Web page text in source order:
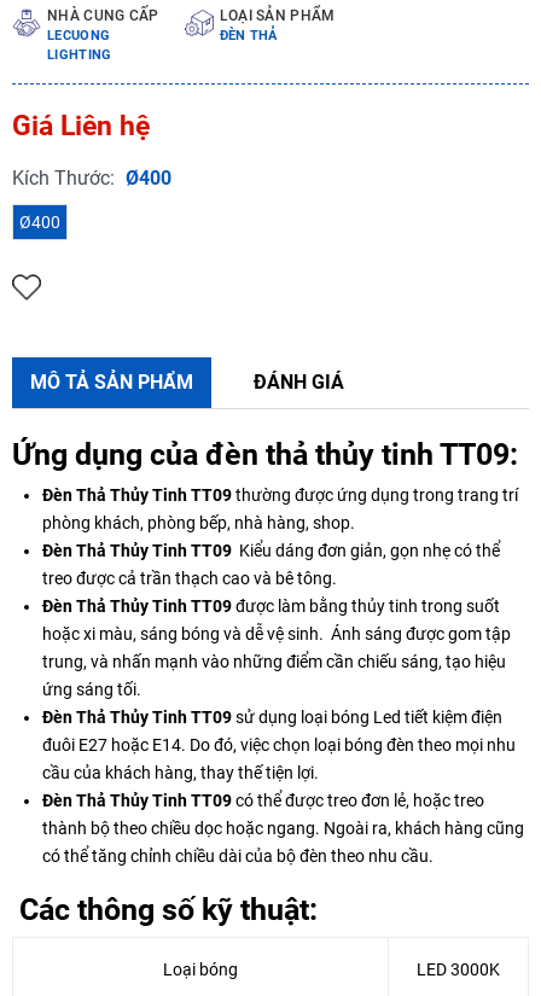
NHÀ CUNG CẤP
LECUONG
LIGHTING
LOẠI SẢN PHẨM
ĐÈN THẢ
Giá Liên hệ
Kích Thước: Ø400
Ø400
MÔ TẢ SẢN PHẨM ĐÁNH GIÁ
Ứng dụng của đèn thả thủy tinh TT09:
Đèn Thả Thủy TinhTT09thường được ứng dụng trong trang trí
phòng khách, phòng bếp, nhà hàng, shop.
Đèn Thả Thủy Tinh TT09 Kiểu dáng đơn giản, gọn nhẹ có thể
treo được cả trần thạch cao và bê tông.
Đèn Thả Thủy Tinh TT09được làm bằng thủy tinh trong suốt
hoặc xi màu, sáng bóng và dễ vệ sinh. Ánh sáng được gom tập
trung, và nhấn mạnh vào những điểm cần chiếu sáng, tạo hiệu
ứng sáng tối.
Đèn Thả Thủy Tinh TT09sử dụng loại bóng Led tiết kiệm điện
đuôi E27 hoặc E14. Do đó, việc chọn loại bóng đèn theo mọi nhu
cầu của khách hàng, thay thế tiện lợi.
Đèn Thả Thủy Tinh TT09có thể được treo đơn lẻ, hoặc treo
thành bộ theo chiều dọc hoặc ngang. Ngoài ra, khách hàng cũng
có thể tăng chỉnh chiều dài của bộ đèn theo nhu cầu.
Các thông số kỹ thuật:
Loại bóng LED 3000K